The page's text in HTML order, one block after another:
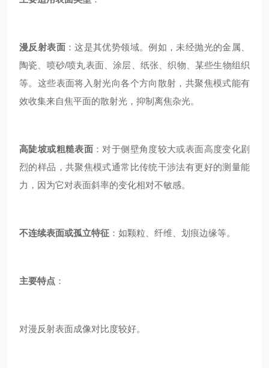
漫反射表面：这是其优势领域。例如，未经抛光的金属、
陶瓷、喷砂/喷丸表面、涂层、纸张、织物、某些生物组织
等。这些表面将入射光向各个方向散射，共聚焦模式能有
效收集来自焦平面的散射光，抑制离焦杂光。
高陡坡或粗糙表面 ：对于侧壁角度较大或表面高度变化剧
烈的样品，共聚焦模式通常比传统干涉法有更好的测量能
力，因为它对表面斜率的变化相对不敏感。
不连续表面或孤立特征 ：如颗粒、纤维、划痕边缘等。
主要特点 ：
对漫反射表面成像对比度较好。